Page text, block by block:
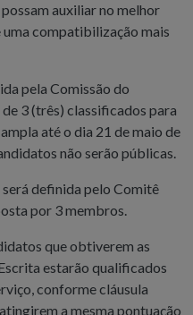
auxiliar no melhor
compatibilização mais
pela Comissão do
3 (três) classificados para
até o dia 21 de maio de
não serão públicas.
definida pelo Comitê
por 3 membros.
que obtiverem as
estarão qualificados
conforme cláusula
a mesma pontuação